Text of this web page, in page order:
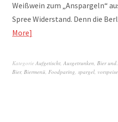
Weißwein zum „Anspargeln“
Spree Widerstand. Denn die
More
Kategorie Aufgetischt, Ausgetrunken, Bier
Bier, Biermenü, Foodparing, spargel, vorspeise